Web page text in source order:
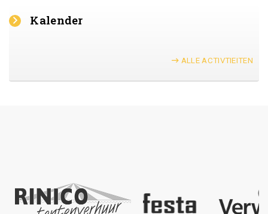
Kalender
ALLE ACTIVTIEITEN